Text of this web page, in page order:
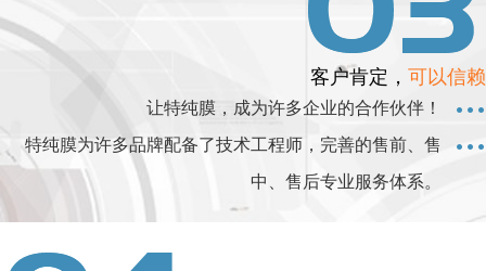
客户肯定， 可以信赖
让特纯膜，成为许多企业的合作伙伴！
特纯膜为许多品牌配备了技术工程师，完善的售前、售
中、售后专业服务体系。